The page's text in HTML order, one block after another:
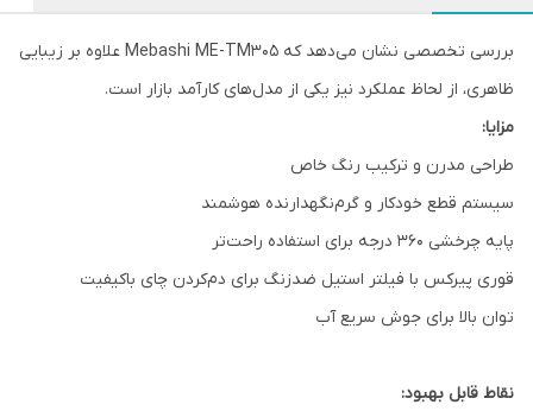
بررسی تخصصی نشان می‌دهد که Mebashi ME-TM305 علاوه بر زیبایی
ظاهری، از لحاظ عملکرد نیز یکی از مدل‌های کارآمد بازار است.
مزایا:
طراحی مدرن و ترکیب رنگ خاص
سیستم قطع خودکار و گرم‌نگهدارنده هوشمند
پایه چرخشی ۳۶۰ درجه برای استفاده راحت‌تر
قوری پیرکس با فیلتر استیل ضدزنگ برای دم‌کردن چای باکیفیت
توان بالا برای جوش سریع آب
نقاط قابل بهبود: